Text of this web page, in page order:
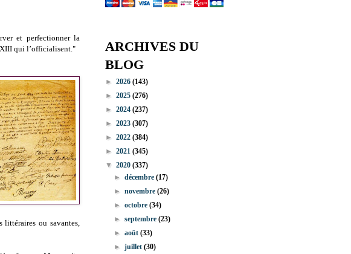
et perfectionner la
qui l’officialisent."
littéraires ou savantes,
ARCHIVES DU
BLOG
► 2026 (143)
► 2025 (276)
► 2024 (237)
► 2023 (307)
► 2022 (384)
► 2021 (345)
▼ 2020 (337)
►décembre(17)
►novembre(26)
►octobre(34)
►septembre(23)
►août(33)
►juillet(30)